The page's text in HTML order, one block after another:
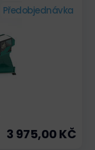
Předobjednávka
3 975,00 KČ